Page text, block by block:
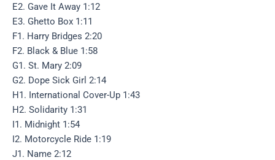
E2. Gave It Away 1:12
E3. Ghetto Box 1:11
F1. Harry Bridges 2:20
F2. Black & Blue 1:58
G1. St. Mary 2:09
G2. Dope Sick Girl 2:14
H1. International Cover-Up 1:43
H2. Solidarity 1:31
I1. Midnight 1:54
I2. Motorcycle Ride 1:19
J1. Name 2:12